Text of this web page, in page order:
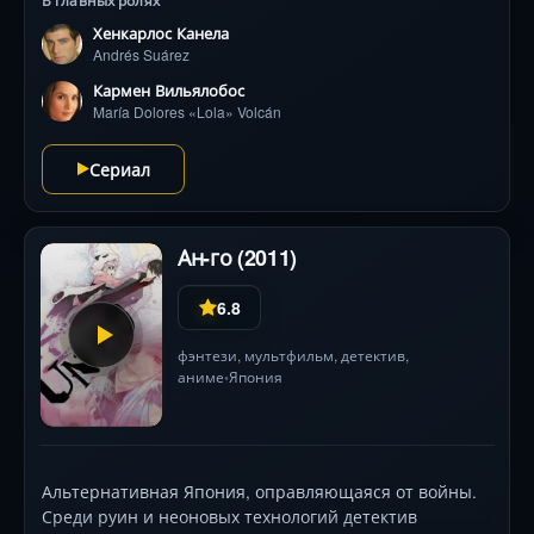
призрак. На фоне солнечного Майами
разворачивается история мести, мистических тайн и
борьбы за справедливость. Звездный дуэт Кармен
Вильялобос и Жанкарлоса Канелы завораживает
химией, а неожиданные повороты и криминальные
Хенкарлос Канела
Andrés Suárez
Кармен Вильялобос
María Dolores «Lola» Volcán
Сериал
Ан-го (2011)
6.8
фэнтези, мультфильм, детектив,
аниме•Япония
Альтернативная Япония, оправляющаяся от войны.
Среди руин и неоновых технологий детектив